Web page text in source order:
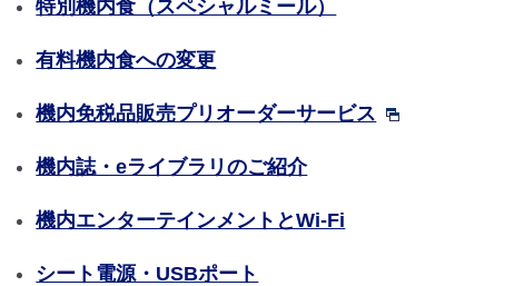
特別機内食（スペシャルミール）
有料機内食への変更
機内免税品販売プリオーダーサービス
機内誌・eライブラリのご紹介
機内エンターテインメントとWi-Fi
シート電源・USBポート